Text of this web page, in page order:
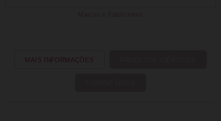
MAIS INFORMAÇÕES